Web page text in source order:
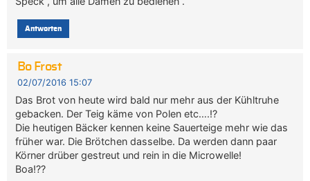
Antworten
Bo Frost
02/07/2016 15:07
Das Brot von heute wird bald nur mehr aus der Kühltruhe
gebacken. Der Teig käme von Polen etc….!?
Die heutigen Bäcker kennen keine Sauerteige mehr wie das
früher war. Die Brötchen dasselbe. Da werden dann paar
Körner drüber gestreut und rein in die Microwelle!
Boa!??